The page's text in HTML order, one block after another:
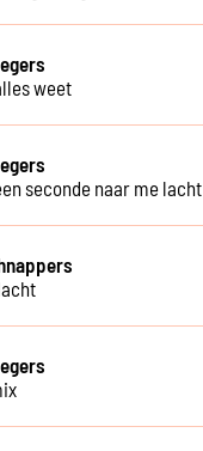
weet
seconde naar me lacht